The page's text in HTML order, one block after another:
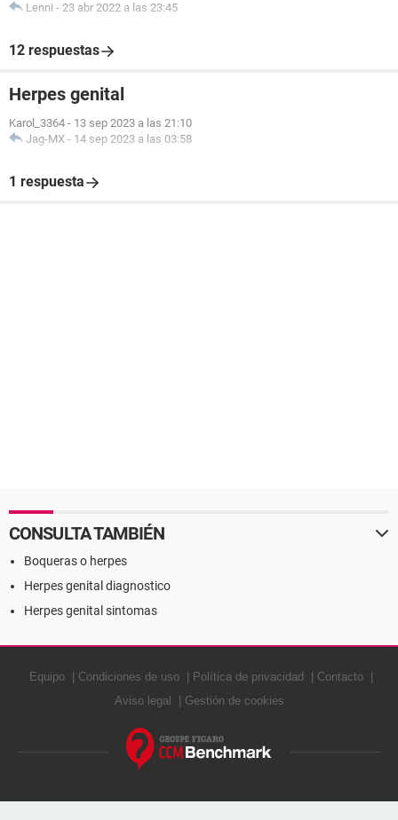
Lenni - 23 abr 2022 a las 23:45
12 respuestas
Herpes genital
Karol_3364 - 13 sep 2023 a las 21:10
Jag-MX - 14 sep 2023 a las 03:58
1 respuesta
CONSULTA TAMBIÉN
Boqueras o herpes
Herpes genital diagnostico
Herpes genital sintomas
Equipo Condiciones de uso Política de privacidad
Contacto
Aviso legal
Gestión de cookies